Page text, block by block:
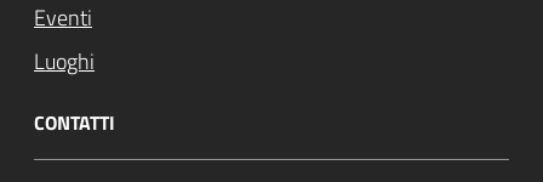
Eventi
Luoghi
CONTATTI